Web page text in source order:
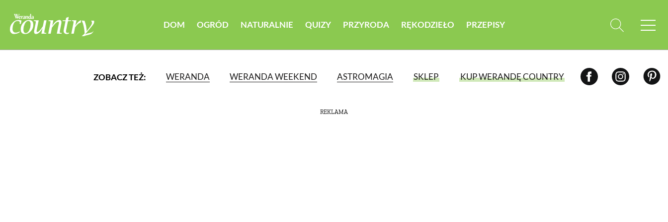
DOM OGRÓD NATURALNIE QUIZY PRZYRODA RĘKODZIEŁO PRZEPISY
ZOBACZ TEŻ: WERANDA WERANDA WEEKEND ASTROMAGIA SKLEP KUP WERANDĘ COUNTRY
REKLAMA